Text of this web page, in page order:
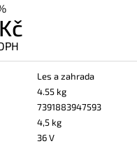
Les a zahrada
4.55 kg
7391883947593
4,5 kg
36 V